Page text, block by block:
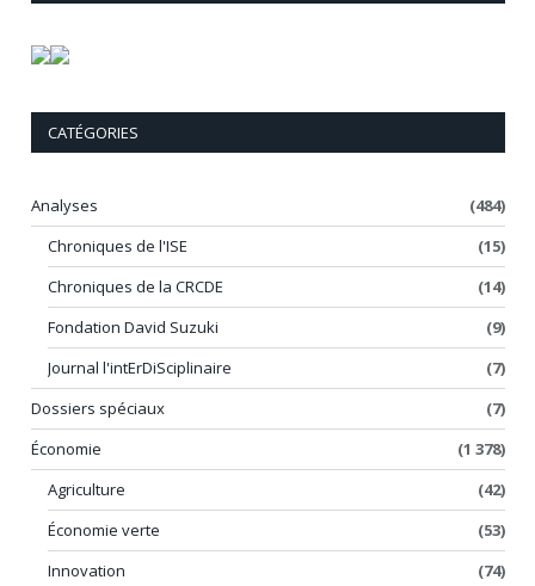
CATÉGORIES
Analyses
(484)
Chroniques de l'ISE
(15)
Chroniques de la CRCDE
(14)
Fondation David Suzuki
(9)
Journal l'intErDiSciplinaire
(7)
Dossiers spéciaux
(7)
Économie
(1 378)
Agriculture
(42)
Économie verte
(53)
Innovation
(74)